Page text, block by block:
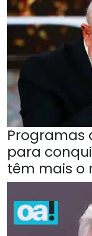
Programas
para
têm mais o